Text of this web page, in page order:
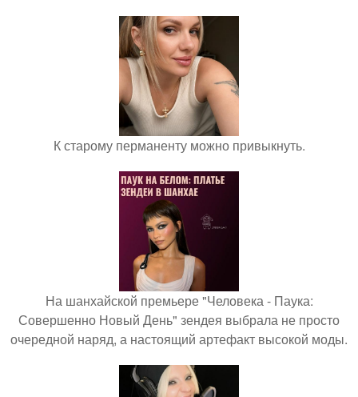
К старому перманенту можно привыкнуть.
На шанхайской премьере "Человека - Паука:
Совершенно Новый День" зендея выбрала не просто
очередной наряд, а настоящий артефакт высокой моды.